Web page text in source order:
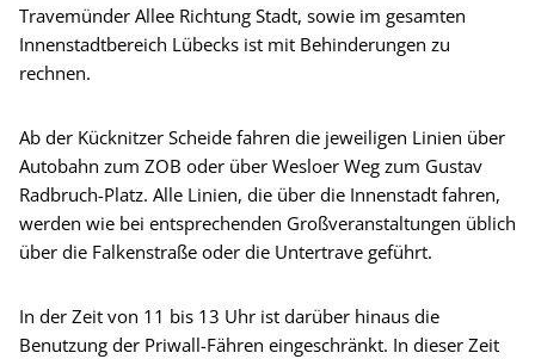
Travemünder Allee Richtung Stadt, sowie im gesamten
Innenstadtbereich Lübecks ist mit Behinderungen zu
rechnen.
Ab der Kücknitzer Scheide fahren die jeweiligen Linien über
Autobahn zum ZOB oder über Wesloer Weg zum Gustav
Radbruch-Platz. Alle Linien, die über die Innenstadt fahren,
werden wie bei entsprechenden Großveranstaltungen üblich
über die Falkenstraße oder die Untertrave geführt.
In der Zeit von 11 bis 13 Uhr ist darüber hinaus die
Benutzung der Priwall-Fähren eingeschränkt. In dieser Zeit